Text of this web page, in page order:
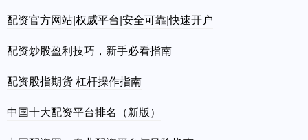
配资官方网站|权威平台|安全可靠|快速开户
配资炒股盈利技巧，新手必看指南
配资股指期货 杠杆操作指南
中国十大配资平台排名（新版）